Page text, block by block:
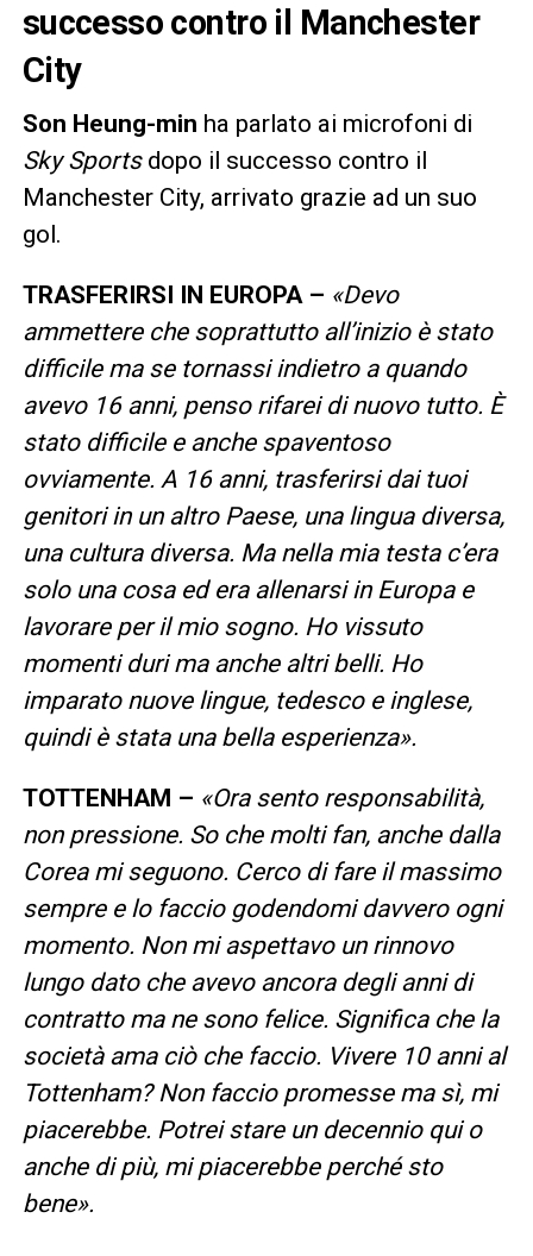
successo contro il Manchester
City
Son Heung-min ha parlato ai microfoni di
Sky Sportsdopo il successo contro il
Manchester City, arrivato grazie ad un suo
gol.
TRASFERIRSI IN EUROPA – «Devo
ammettere che soprattutto all’inizio è stato
difficile ma se tornassi indietro a quando
avevo 16 anni, penso rifarei di nuovo tutto. È
stato difficile e anche spaventoso
ovviamente. A 16 anni, trasferirsi dai tuoi
genitori in un altro Paese, una lingua diversa,
una cultura diversa. Ma nella mia testa c’era
solo una cosa ed era allenarsi in Europa e
lavorare per il mio sogno. Ho vissuto
momenti duri ma anche altri belli. Ho
imparato nuove lingue, tedesco e inglese,
quindi è stata una bella esperienza».
TOTTENHAM – «Ora sento responsabilità,
non pressione. So che molti fan, anche dalla
Corea mi seguono. Cerco di fare il massimo
sempre e lo faccio godendomi davvero ogni
momento. Non mi aspettavo un rinnovo
lungo dato che avevo ancora degli anni di
contratto ma ne sono felice. Significa che la
società ama ciò che faccio. Vivere 10 anni al
Tottenham? Non faccio promesse ma sì, mi
piacerebbe. Potrei stare un decennio qui o
anche di più, mi piacerebbe perché sto
bene».